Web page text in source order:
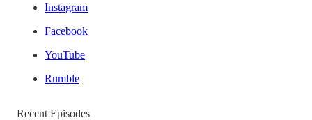
Instagram
Facebook
YouTube
Rumble
Recent Episodes